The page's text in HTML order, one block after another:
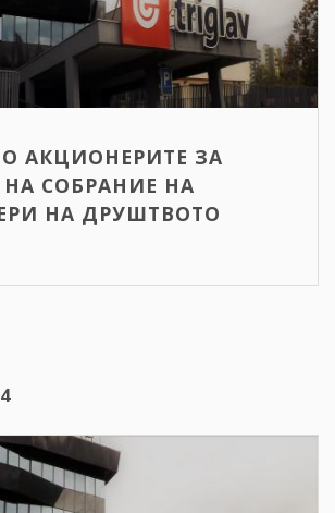
АКЦИОНЕРИТЕ ЗА
НА СОБРАНИЕ НА
НА ДРУШТВОТО